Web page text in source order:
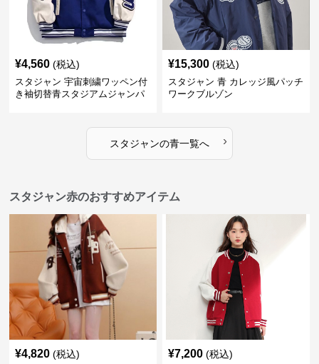
¥4,560 (税込)
スタジャン 宇宙刺繍ワッペン付
き袖切替青スタジアムジャンパ
¥15,300 (税込)
スタジャン 青 カレッジ風パッチ
ワークブルゾン
スタジャンの青一覧へ ›
スタジャン赤のおすすめアイテム
¥4,820 (税込) ¥7,200 (税込)